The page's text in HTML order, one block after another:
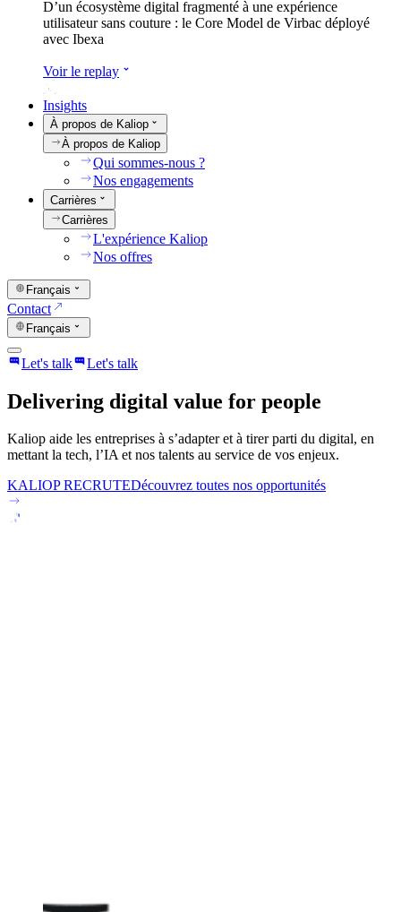
D’un écosystème digital fragmenté à une expérience
utilisateur sans couture : le Core Model de Virbac déployé
avec Ibexa
Voir le replay
Insights
À propos de Kaliop
À propos de Kaliop
Qui sommes-nous ?
Nos engagements
Carrières
Carrières
L'expérience Kaliop
Nos offres
Français
Contact
Français
Let's talk Let's talk
Delivering digital value for people
Kaliop aide les entreprises à s’adapter et à tirer parti du digital, en
mettant la tech, l’IA et nos talents au service de vos enjeux.
KALIOP RECRUTEDécouvrez toutes nos opportunités